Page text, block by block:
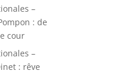
–
: de
cour
–
: rêve